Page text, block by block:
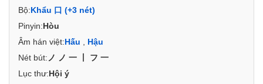
Bộ:Khẩu 口 (+3 nét)
Pinyin:Hòu
Âm hán việt:Hấu
Hậu
Nét bút: ノノ一丨フ一
Lục thư:Hội ý